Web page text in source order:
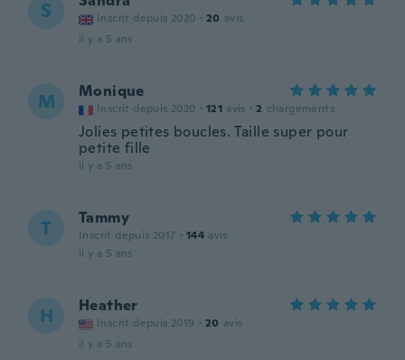
S Inscrit depuis 2020 · 20 avis
il y a 5 ans
M Monique
Inscrit depuis 2020 · 121 avis · 2 chargements
Jolies petites boucles. Taille super pour
petite fille
il y a 5 ans
T Tammy
Inscrit depuis 2017 · 144 avis
il y a 5 ans
H Heather
Inscrit depuis 2019 · 20 avis
il y a 5 ans